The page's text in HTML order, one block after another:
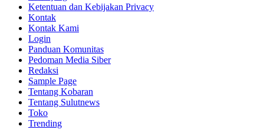
Ketentuan dan Kebijakan Privacy
Kontak
Kontak Kami
Login
Panduan Komunitas
Pedoman Media Siber
Redaksi
Sample Page
Tentang Kobaran
Tentang Sulutnews
Toko
Trending